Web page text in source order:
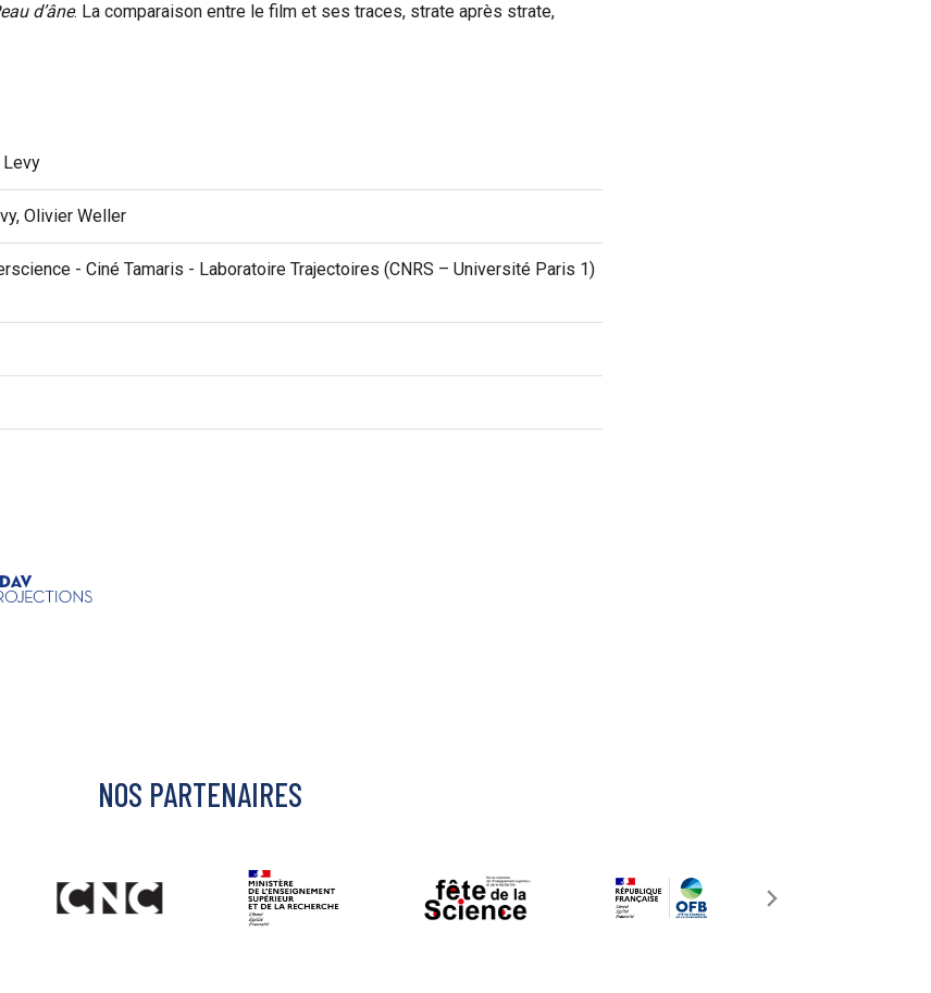
d’âne. La comparaison entre le film et ses traces, strate après strate,
Levy
Olivier Weller
- Ciné Tamaris - Laboratoire Trajectoires (CNRS – Université Paris 1)
NOS PARTENAIRES